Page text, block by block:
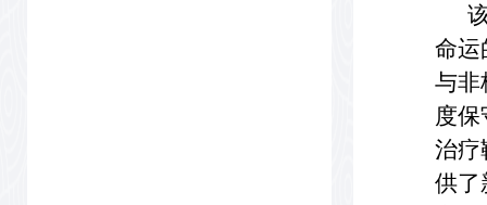
该
命运
与非
度
治疗
供了